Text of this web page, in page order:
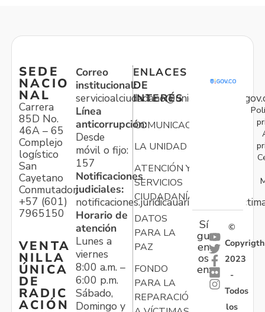
SEDE
NACIO
NAL
Carrera
85D No.
46A – 65
Complejo
logístico
San
Cayetano
Conmutador:
+57 (601)
7965150
VENTA
NILLA
ÚNICA
DE
RADIC
ACIÓN
Correo
institucional:
Línea
anticorrupción:
Desde
móvil o fijo:
157
Notificaciones
judiciales:
Horario de
atención
Lunes a
viernes
8:00 a.m. –
6:00 p.m.
Sábado,
Domingo y
ENLACES
DE
INTERÉS
COMUNICACIONES
LA UNIDAD
ATENCIÓN Y
SERVICIOS
CIUDADANÍA
DATOS
PARA LA
PAZ
FONDO
PARA LA
REPARACIÓN
Sí
gu
en
os
en:
©
Copyrigth
2023
-
Todos
los